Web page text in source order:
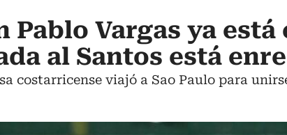
Pablo Vargas ya
al Santos está
costarricense viajó a Sao Paulo para